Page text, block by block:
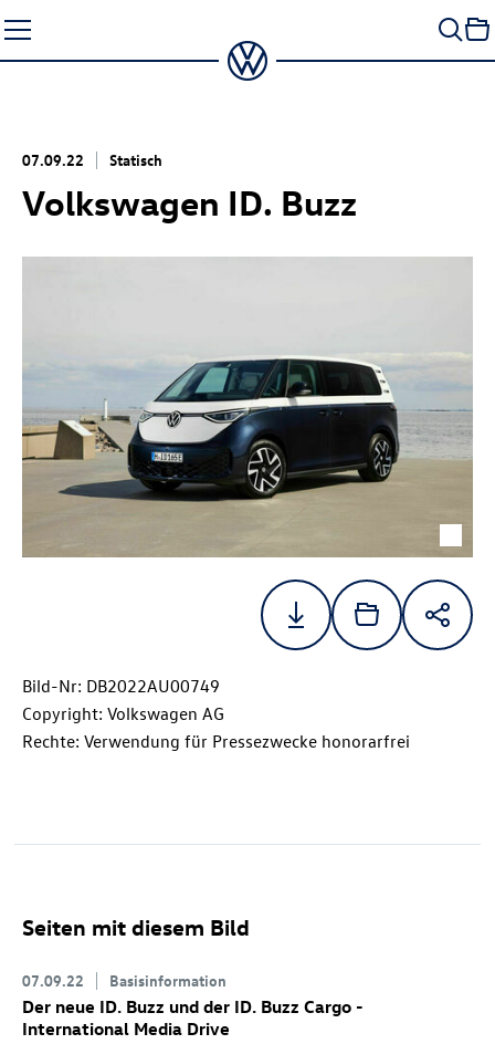
Seiteninhalt
springen
07.09.22 Statisch
Volkswagen ID. Buzz
Bild-Nr: DB2022AU00749
Copyright: Volkswagen AG
Rechte: Verwendung für Pressezwecke honorarfrei
Seiten mit diesem Bild
07.09.22 Basisinformation
Der neue ID. Buzz und der ID. Buzz Cargo -
International Media Drive